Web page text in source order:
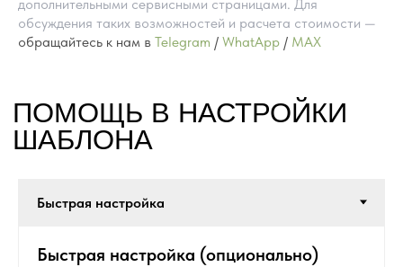
дополнительными сервисными страницами. Для
обсуждения таких возможностей и расчета стоимости —
обращайтесь к нам в Telegram / WhatApp / MAX
Быстрая настройка (опционально)
НА TILDA